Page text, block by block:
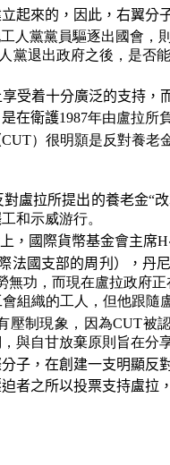
起來的，因此，右翼分
人黨黨員驅逐出國會，
黨退出政府之後，是
受着十分廣泛的支持，
在衛護1987年由盧拉所
CUT）很明顥是反對養老
盧拉所提出的養老金“
和示威游行。
，國際貨幣基金會主席
法國支部的周 刋 ），丹
功，而現在盧拉政府
組織的工人，但他跟
壓制現象，因為CUT被
與自甘放棄原則旨在分
子，在創建一支明顯
者之所以投票支持盧